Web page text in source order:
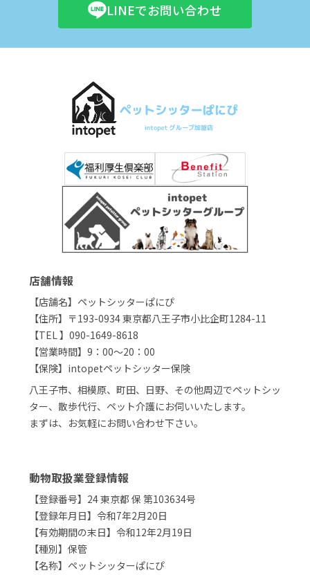
LINEでお問い合わせ
店舗情報
【店舗名】ペットシッターぱにぴ
【住所】〒193-0934 東京都八王子市小比企町1284-11
【TEL 】090-1649-8618
【営業時間】9：00～20：00
【保険】intopetペットシッター保険
八王子市、相模原、町田、日野、その他周辺でペットシッ
ター、散歩代行、ペット介護にお伺いいたします。
まずは、お気軽にお問い合わせ下さい。
動物取扱業登録情報
【登録番号】24 東京都 保 第103634号
【登録年月日】令和7年2月20日
【有効期間の末日】令和12年2月19日
【種別】保管
【名称】ペットシッターぱにぴ